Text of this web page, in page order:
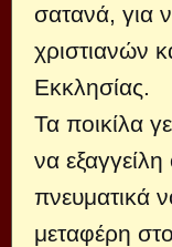
σατανά, για
χριστιανών
Εκκλησίας.
Τα ποικίλα
να
πνευματικά
μεταφέρη